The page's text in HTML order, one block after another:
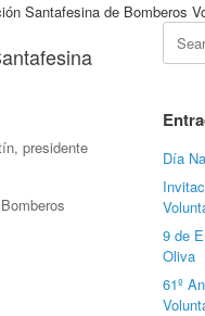
Santafesina de Bomberos
presidente
Search
for:
Día
9 de
Oliva
61º